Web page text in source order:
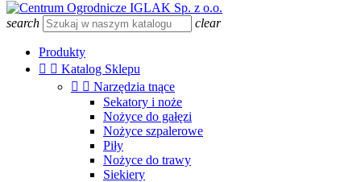
search clear
Produkty
  Katalog Sklepu
  Narzędzia tnące
Sekatory i noże
Nożyce do gałęzi
Nożyce szpalerowe
Piły
Nożyce do trawy
Siekiery